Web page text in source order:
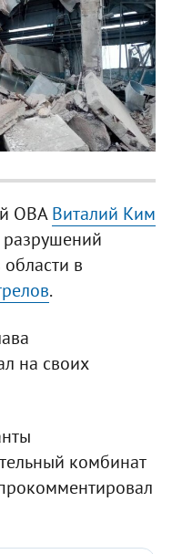
ОВАВиталий Ким
в
.
на своих
комбинат